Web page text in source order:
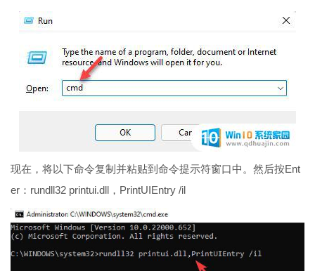
现在，将以下命令复制并粘贴到命令提示符窗口中。然后按Ent
er：rundll32 printui.dll，PrintUIEntry /il